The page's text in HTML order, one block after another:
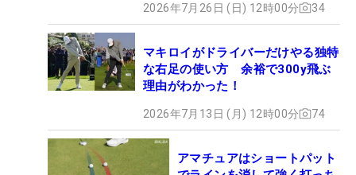
2026年7月26日 (日) 12時00分 34
マキロイがドライバーだけやる独特
な右足の使い方 余裕で300y飛ぶ
理由がわかった！
2026年7月13日 (月) 12時00分 74
アマチュアはショートパット